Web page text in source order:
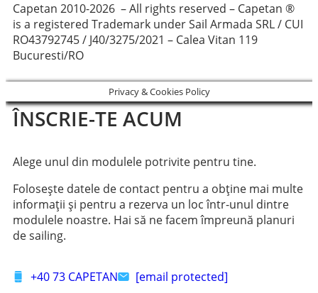
Capetan 2010-2026 – All rights reserved – Capetan ®
is a registered Trademark under Sail Armada SRL / CUI
RO43792745 / J40/3275/2021 – Calea Vitan 119
Bucuresti/RO
Privacy & Cookies Policy
ÎNSCRIE-TE ACUM
Alege unul din modulele potrivite pentru tine.
Folosește datele de contact pentru a obține mai multe
informații și pentru a rezerva un loc într-unul dintre
modulele noastre. Hai să ne facem împreună planuri
de sailing.
+40 73 CAPETAN [email protected]